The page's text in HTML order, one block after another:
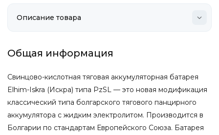
Общая информация
Свинцово-кислотная тяговая аккумуляторная батарея
Elhim-Iskra (Искра) типа PzSL — это новая модификация
классический типа болгарского тягового панцирного
аккумулятора с жидким электролитом. Производится в
Болгарии по стандартам Европейского Союза. Батарея